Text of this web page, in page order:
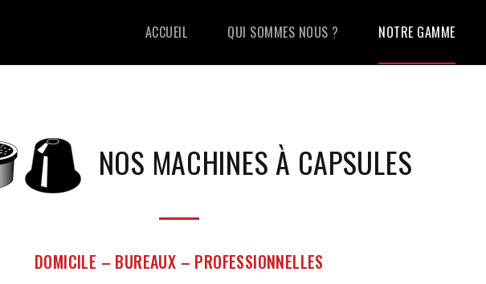
ACCUEIL QUI SOMMES NOUS ? NOTRE GAMME
NOS MACHINES À CAPSULES
DOMICILE – BUREAUX – PROFESSIONNELLES